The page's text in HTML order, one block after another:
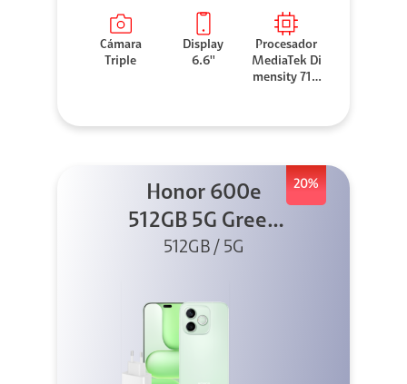
Cámara
Triple
Display
6.6''
Procesador
MediaTek Di
mensity 710
20%
Honor 600e
512GB 5G Green
+ 45W
512GB / 5G